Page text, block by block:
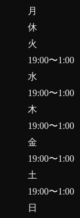
月
休
火
19:00〜1:00
水
19:00〜1:00
木
19:00〜1:00
金
19:00〜1:00
土
19:00〜1:00
日